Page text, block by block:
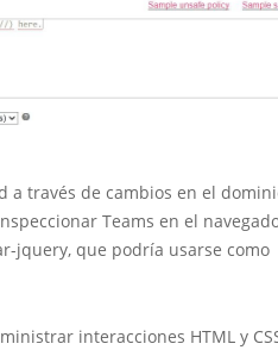
a través de cambios en el
Teams en el
jquery, que podría usarse como
interacciones HTML y